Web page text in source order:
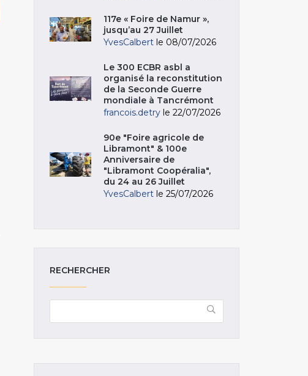
117e « Foire de Namur »,
jusqu’au 27 Juillet
YvesCalbert le 08/07/2026
Le 300 ECBR asbl a
organisé la reconstitution
de la Seconde Guerre
mondiale à Tancrémont
francois.detry le 22/07/2026
90e "Foire agricole de
Libramont" & 100e
Anniversaire de
"Libramont Coopéralia",
du 24 au 26 Juillet
YvesCalbert le 25/07/2026
RECHERCHER